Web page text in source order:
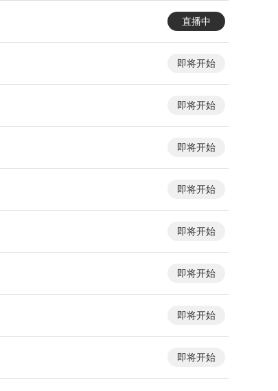
直播中
即将开始
即将开始
即将开始
即将开始
即将开始
即将开始
即将开始
即将开始